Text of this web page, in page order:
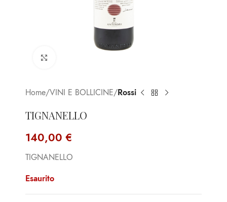
Home VINI E BOLLICINE Rossi
TIGNANELLO
140,00 €
TIGNANELLO
Esaurito